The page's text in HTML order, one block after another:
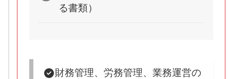
る書類）
財務管理、労務管理、業務運営の